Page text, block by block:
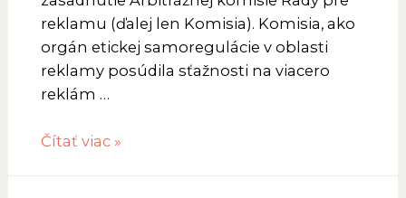
reklamu (ďalej len Komisia). Komisia, ako
orgán etickej samoregulácie v oblasti
reklamy posúdila sťažnosti na viacero
reklám …
Tlačová
Čítať viac »